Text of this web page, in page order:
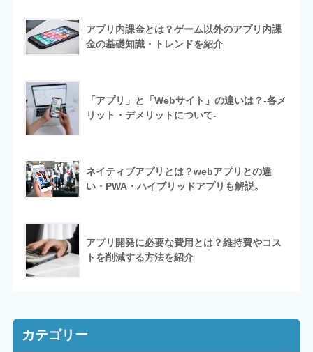
アプリ内課金とは？ゲーム以外のアプリ内課
金の基礎知識・トレンドを紹介
「アプリ」と「Webサイト」の違いは？-各メ
リット・デメリットについて-
ネイティブアプリとは？webアプリとの違
い・PWA・ハイブリッドアプリも解説。
アプリ開発に必要な費用とは？維持費やコス
トを削減する方法を紹介
カテゴリー